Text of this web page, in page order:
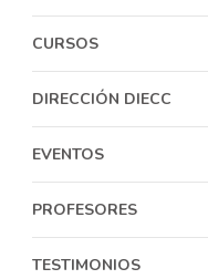
CURSOS
DIRECCIÓN DIECC
EVENTOS
PROFESORES
TESTIMONIOS